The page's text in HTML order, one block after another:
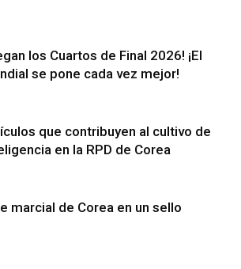
los Cuartos de Final 2026! ¡El
se pone cada vez mejor!
que contribuyen al cultivo de
en la RPD de Corea
marcial de Corea en un sello